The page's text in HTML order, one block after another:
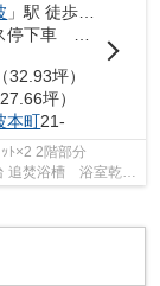
」駅 徒歩10分
坪）
坪）
本町21-
ﾄ×2 2階部分
追焚浴槽 浴室乾
まで...